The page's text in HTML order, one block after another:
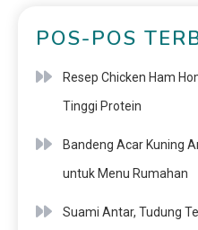
POS-POS
Resep Chicken Ham
Tinggi Protein
Bandeng Acar Kuning
untuk Menu Rumahan
Suami Antar, Tudung